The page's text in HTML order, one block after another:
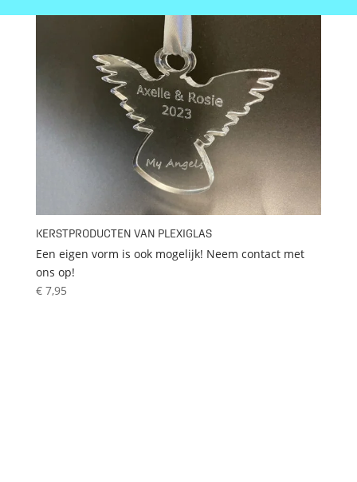
KERSTPRODUCTEN VAN PLEXIGLAS
Een eigen vorm is ook mogelijk! Neem contact met
ons op!
€7,95